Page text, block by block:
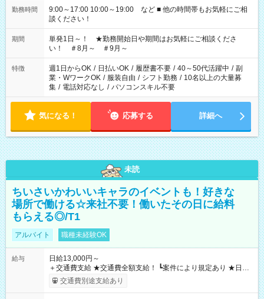
勤務時間
9:00～17:00 10:00～19:00 など ■ 他の時間帯もお気軽にご相
談ください！
期間
単発1日～！ ★勤務開始日や期間はお気軽にご相談くださ
い！ ＃8月～ ＃9月～
特徴 週1日からOK / 日払いOK / 履歴書不要 / 40～50代活躍中 / 副
業・WワークOK / 服装自由 / シフト勤務 / 10名以上の大量募
集 / 電話対応なし / パソコンスキル不要
気になる！ 応募する 詳細へ
未読
ちいさいかわいいキャラのイベントも！好きな
場所で働ける☆来社不要！働いたその日に給料
もらえる◎/T1
アルバイト 職種未経験OK
給与
日給13,000円～
＋交通費支給 ★交通費全額支給！ ┗案件により規定あり ★日払
いOK！（規定あり） ┗働いたその日に現金GET♪ お仕事後はコ
ンビニATMから 日払い分を引き落とせます！ 【試用期間】試
交通費別途支給あり